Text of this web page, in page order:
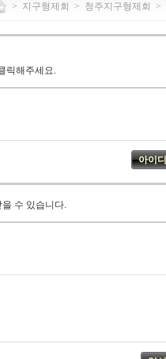
> 지구형제회 > 청주지구형제회 >
릭해주세요.
수 있습니다.